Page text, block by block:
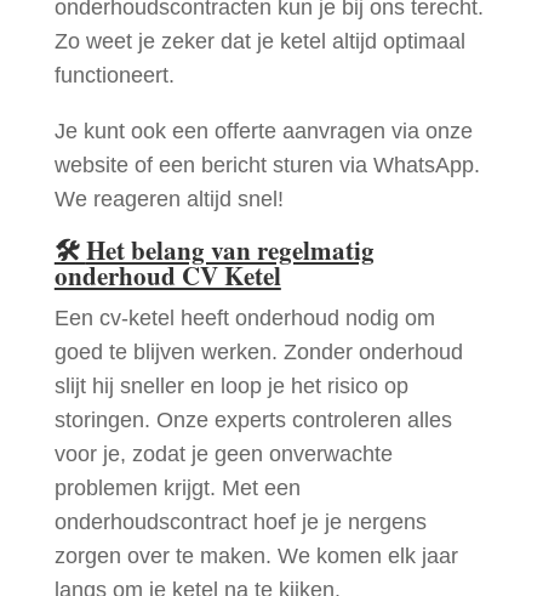
onderhoudscontracten kun je bij ons terecht.
Zo weet je zeker dat je ketel altijd optimaal
functioneert.
Je kunt ook een offerte aanvragen via onze
website of een bericht sturen via WhatsApp.
We reageren altijd snel!
🛠Het belang van regelmatig
onderhoud CV Ketel
Een cv-ketel heeft onderhoud nodig om
goed te blijven werken. Zonder onderhoud
slijt hij sneller en loop je het risico op
storingen. Onze experts controleren alles
voor je, zodat je geen onverwachte
problemen krijgt. Met een
onderhoudscontract hoef je je nergens
zorgen over te maken. We komen elk jaar
langs om je ketel na te kijken.